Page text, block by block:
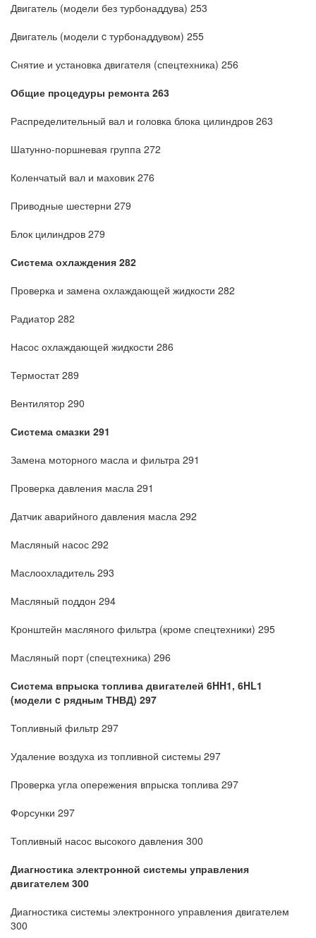
Двигатель (модели без турбонаддува) 253
Двигатель (модели c турбонаддувом) 255
Снятие и установка двигателя (спецтехника) 256
Общие процедуры ремонта 263
Распределительный вал и головка блока цилиндров 263
Шатунно-поршневая группа 272
Коленчатый вал и маховик 276
Приводные шестерни 279
Блок цилиндров 279
Система охлаждения 282
Проверка и замена охлаждающей жидкости 282
Радиатор 282
Насос охлаждающей жидкости 286
Термостат 289
Вентилятор 290
Система смазки 291
Замена моторного масла и фильтра 291
Проверка давления масла 291
Датчик аварийного давления масла 292
Масляный насос 292
Маслоохладитель 293
Масляный поддон 294
Кронштейн масляного фильтра (кроме спецтехники) 295
Масляный порт (спецтехника) 296
Система впрыска топлива двигателей 6HH1, 6HL1
(модели c рядным ТНВД) 297
Топливный фильтр 297
Удаление воздуха из топливной системы 297
Проверка угла опережения впрыска топлива 297
Форсунки 297
Топливный насос высокого давления 300
Диагностика электронной системы управления
двигателем 300
Диагностика системы электронного управления двигателем
300